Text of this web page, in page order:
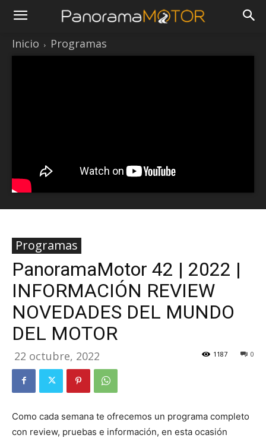
Inicio Programas
Programas
PanoramaMotor 42 | 2022 |
INFORMACIÓN REVIEW
NOVEDADES DEL MUNDO
DEL MOTOR
22 octubre, 2022 0
1187
Como cada semana te ofrecemos un programa completo
con review, pruebas e información, en esta ocasión